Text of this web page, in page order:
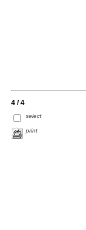
4 / 4
select
print